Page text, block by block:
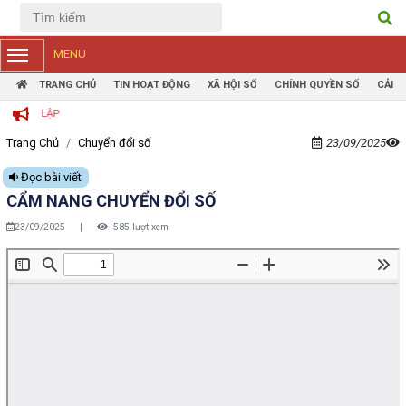
MENU
TRANG CHỦ TIN HOẠT ĐỘNG XÃ HỘI SỐ CHÍNH QUYỀN SỐ CẢI
Trang Chủ Chuyển đổi số 23/09/2025
Đọc bài viết
CẨM NANG CHUYỂN ĐỔI SỐ
23/09/2025 585 lượt xem